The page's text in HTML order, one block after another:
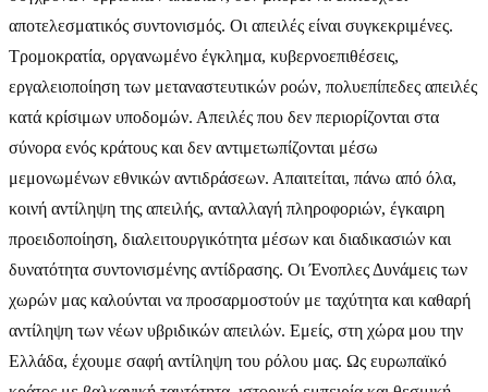
αποτελεσματικός συντονισμός. Οι απειλές είναι συγκεκριμένες.
Τρομοκρατία, οργανωμένο έγκλημα, κυβερνοεπιθέσεις,
εργαλειοποίηση των μεταναστευτικών ροών, πολυεπίπεδες απειλές
κατά κρίσιμων υποδομών. Απειλές που δεν περιορίζονται στα
σύνορα ενός κράτους και δεν αντιμετωπίζονται μέσω
μεμονωμένων εθνικών αντιδράσεων. Απαιτείται, πάνω από όλα,
κοινή αντίληψη της απειλής, ανταλλαγή πληροφοριών, έγκαιρη
προειδοποίηση, διαλειτουργικότητα μέσων και διαδικασιών και
δυνατότητα συντονισμένης αντίδρασης. Οι Ένοπλες Δυνάμεις των
χωρών μας καλούνται να προσαρμοστούν με ταχύτητα και καθαρή
αντίληψη των νέων υβριδικών απειλών. Εμείς, στη χώρα μου την
Ελλάδα, έχουμε σαφή αντίληψη του ρόλου μας. Ως ευρωπαϊκό